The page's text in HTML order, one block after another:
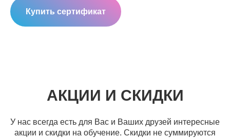
Купить сертификат
АКЦИИ И СКИДКИ
У нас всегда есть для Вас и Ваших друзей интересные
акции и скидки на обучение. Скидки не суммируются